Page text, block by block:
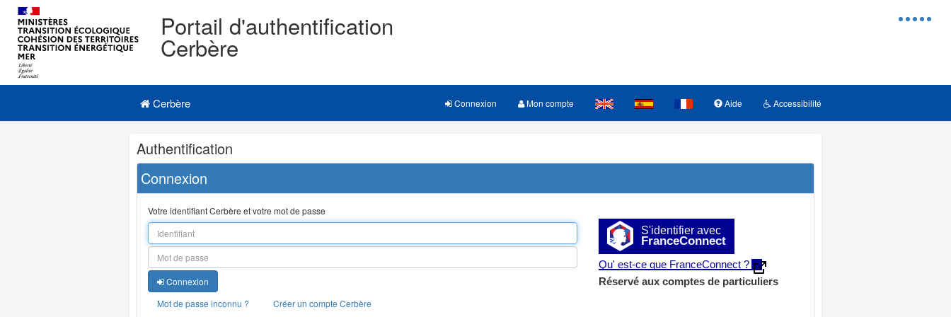
Menu
Portail d'authentification
Cerbère
Navigation
Menu principal
Cerbère Connexion Mon compte Aide Accessibilité
Navigation
et
outils
annexes
Authentification
Connexion
S'identifier avec
FranceConnect
Qu' est-ce que FranceConnect ?
Réservé aux comptes de particuliers
Votre identifiant Cerbère et votre mot de passe
Connexion
Mot de passe inconnu ?
Créer un compte Cerbère